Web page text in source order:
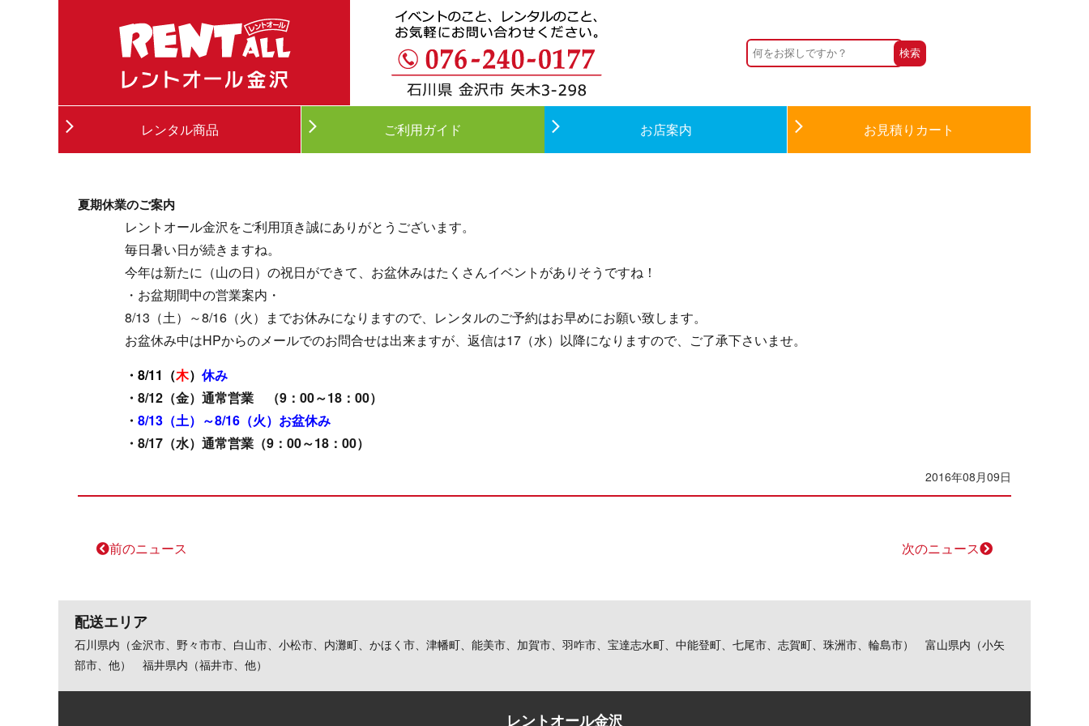
レンタル商品 ご利用ガイド お店案内 お見積りカート
夏期休業のご案内
レントオール金沢をご利用頂き誠にありがとうございます。
毎日暑い日が続きますね。
今年は新たに（山の日）の祝日ができて、お盆休みはたくさんイベントがありそうですね！
・お盆期間中の営業案内・
8/13（土）～8/16（火）までお休みになりますので、レンタルのご予約はお早めにお願い致します。
お盆休み中はHPからのメールでのお問合せは出来ますが、返信は17（水）以降になりますので、ご了承下さいませ。
・8/11（木） 休み
・8/12（金）通常営業 （9：00～18：00）
・ 8/13（土）～8/16（火）お盆休み
・8/17（水）通常営業（9：00～18：00）
2016年08月09日
前のニュース 次のニュース
配送エリア
石川県内（金沢市、野々市市、白山市、小松市、内灘町、かほく市、津幡町、能美市、加賀市、羽咋市、宝達志水町、中能登町、七尾市、志賀町、珠洲市、輪島市） 富山県内（小矢
部市、他） 福井県内（福井市、他）
レントオール金沢